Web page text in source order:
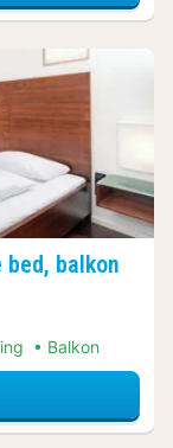
bed, balkon
Balkon